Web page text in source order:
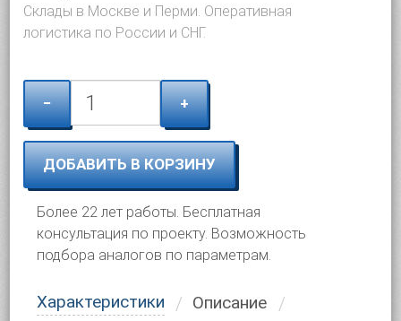
Склады в Москве и Перми. Оперативная
логистика по России и СНГ.
− +
ДОБАВИТЬ В КОРЗИНУ
Более 22 лет работы. Бесплатная
консультация по проекту. Возможность
подбора аналогов по параметрам.
Характеристики
Описание